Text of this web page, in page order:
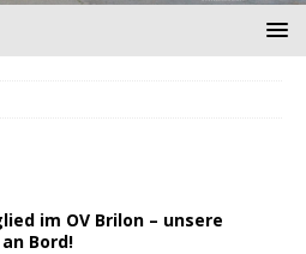
im OV Brilon – unsere
Bord!